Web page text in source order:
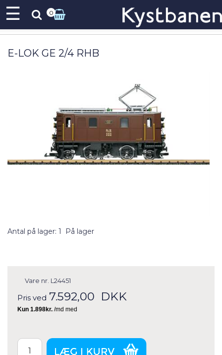
☰ 0
E-LOK GE 2/4 RHB
Antal på lager: 1 På lager
Vare nr. L24451
Pris ved 7.592,00 DKK